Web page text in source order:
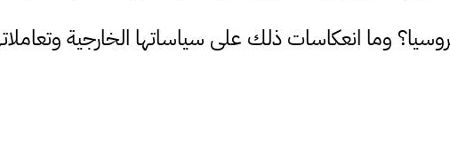
وما انعكاسات ذلك على سياساتها الخارجية